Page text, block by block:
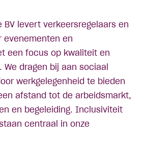
BV levert verkeersregelaars en
evenementen en
een focus op kwaliteit en
dragen bij aan sociaal
werkgelegenheid te bieden
afstand tot de arbeidsmarkt,
en begeleiding. Inclusiviteit
centraal in onze